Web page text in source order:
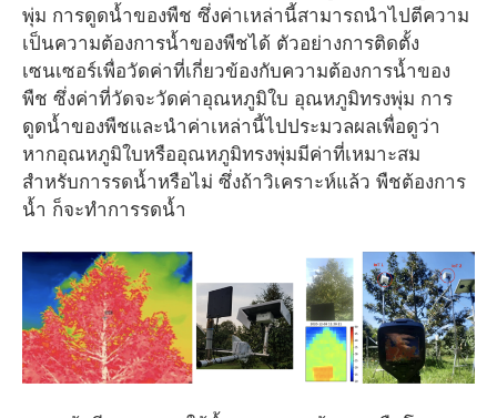
พุ่ม การดูดน้ำของพืช ซึ่งค่าเหล่านี้สามารถนำไปตีความ
เป็นความต้องการน้ำของพืชได้ ตัวอย่างการติดตั้ง
เซนเซอร์เพื่อวัดค่าที่เกี่ยวข้องกับความต้องการน้ำของ
พืช ซึ่งค่าที่วัดจะวัดค่าอุณหภูมิใบ อุณหภูมิทรงพุ่ม การ
ดูดน้ำของพืชและนำค่าเหล่านี้ไปประมวลผลเพื่อดูว่า
หากอุณหภูมิใบหรืออุณหภูมิทรงพุ่มมีค่าที่เหมาะสม
สำหรับการรดน้ำหรือไม่ ซึ่งถ้าวิเคราะห์แล้ว พืชต้องการ
น้ำ ก็จะทำการรดน้ำ